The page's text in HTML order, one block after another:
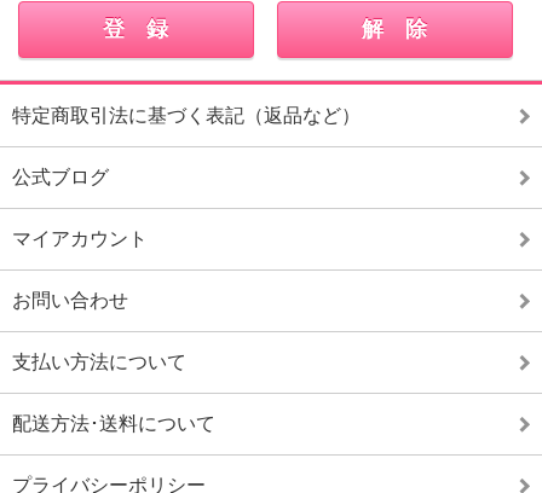
特定商取引法に基づく表記（返品など）
公式ブログ
マイアカウント
お問い合わせ
支払い方法について
配送方法･送料について
プライバシーポリシー